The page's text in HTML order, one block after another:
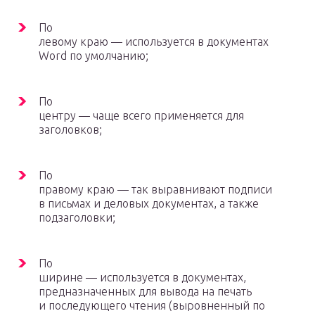
По
левому краю — используется в документах
Word по умолчанию;
По
центру — чаще всего применяется для
заголовков;
По
правому краю — так выравнивают подписи
в письмах и деловых документах, а также
подзаголовки;
По
ширине — используется в документах,
предназначенных для вывода на печать
и последующего чтения (выровненный по